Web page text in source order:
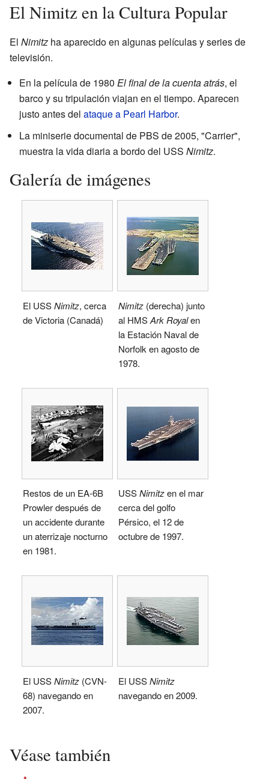
El Nimitz en la Cultura Popular
El Nimitz ha aparecido en algunas películas y series de
televisión.
En la película de 1980 El final de la cuenta atrás, el
barco y su tripulación viajan en el tiempo. Aparecen
justo antes del ataque a Pearl Harbor.
La miniserie documental de PBS de 2005, "Carrier",
muestra la vida diaria a bordo del USS Nimitz.
Galería de imágenes
El USSNimitz, cerca
de Victoria (Canadá)
Nimitz (derecha) junto
al HMSArk Royalen
la Estación Naval de
Norfolk en agosto de
1978.
Restos de un EA-6B
Prowler después de
un accidente durante
un aterrizaje nocturno
en 1981.
USSNimitzen el mar
cerca del golfo
Pérsico, el 12 de
octubre de 1997.
El USSNimitz (CVN-
68) navegando en
2007.
El USSNimitz
navegando en 2009.
Véase también